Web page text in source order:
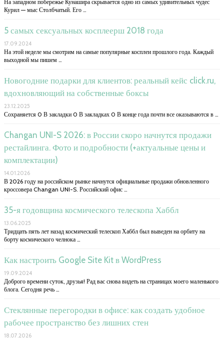
На западном побережье Кунашира скрывается одно из самых удивительных чудес
Курил — мыс Столбчатый. Его …
5 самых сексуальных косплеерш 2018 года
17.09.2024
На этой неделе мы смотрим на самые популярные косплеи прошлого года. Каждый
выходной мы пишем …
Новогодние подарки для клиентов: реальный кейс click.ru,
вдохновляющий на собственные боксы
23.12.2025
Сохраняется 0 В закладки 0 В закладках 0 В конце года почти все оказываются в …
Changan UNI-S 2026: в России скоро начнутся продажи
рестайлинга. Фото и подробности (+актуальные цены и
комплектации)
14.01.2026
В 2026 году на российском рынке начнутся официальные продажи обновленного
кроссовера Changan UNI-S. Российский офис …
35-я годовщина космического телескопа Хаббл
13.06.2025
Тридцать пять лет назад космический телескоп Хаббл был выведен на орбиту на
борту космического челнока …
Как настроить Google Site Kit в WordPress
19.09.2024
Доброго времени суток, друзья! Рад вас снова видеть на страницах моего маленького
блога. Сегодня речь …
Стеклянные перегородки в офисе: как создать удобное
рабочее пространство без лишних стен
18.07.2026